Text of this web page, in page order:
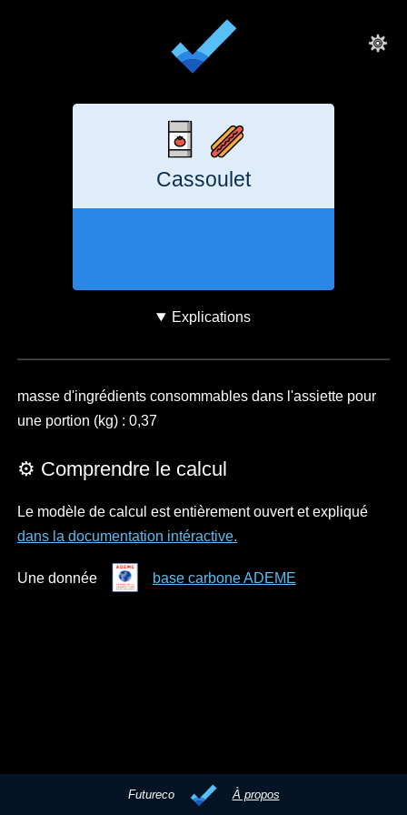
Cassoulet
Explications
masse d'ingrédients consommables dans l'assiette pour
une portion (kg) : 0,37
⚙️ Comprendre le calcul
Le modèle de calcul est entièrement ouvert et expliqué
dans la documentation intéractive.
Une donnée base carbone ADEME
Futureco À propos